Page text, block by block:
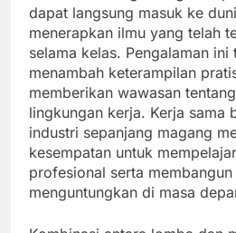
dapat langsung masuk ke
menerapkan ilmu yang telah
selama kelas. Pengalaman ini
menambah keterampilan
memberikan wawasan
lingkungan kerja. Kerja sama
industri sepanjang magang
kesempatan untuk
profesional serta
menguntungkan di masa